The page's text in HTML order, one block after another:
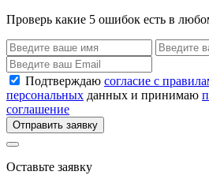
Проверь какие 5 ошибок есть в
Подтверждаю согласие с
персональных данных и принимаю
соглашение
Отправить заявку
Оставьте заявку